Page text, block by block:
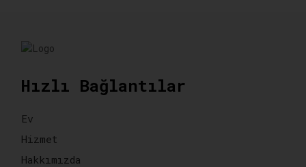
Hızlı Bağlantılar
Ev
Hizmet
Hakkımızda